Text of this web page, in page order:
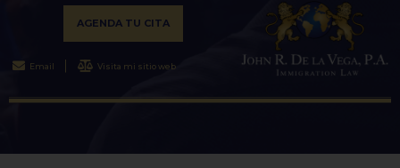
AGENDA TU CITA
Email Visita mi sitio web